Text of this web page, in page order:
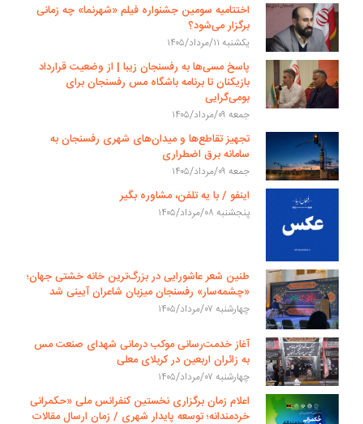
اختتامیه سومین جشنواره فیلم «شهرنما» چه زمانی
برگزار می‌شود؟
یکشنبه ۱۱/مرداد/۱۴۰۵
پاسخ مسی‌ها به رفسنجان زیبا | از وضعیت قرارداد
بازیکنان تا برنامه باشگاه مس رفسنجان برای
بومی‌گرایی
جمعه ۰۹/مرداد/۱۴۰۵
تجهیز تقاطع‌ها و میدان‌های شهری رفسنجان به
سامانه برق اضطراری
جمعه ۰۹/مرداد/۱۴۰۵
اینفو / با یه تلفن، مشاوره بگیر
پنجشنبه ۰۸/مرداد/۱۴۰۵
طنین شعر عاشورایی در بزرگ‌ترین خانه خشتی جهان؛
«چشمه‌سار» رفسنجان میزبان شاعران آیینی شد
چهارشنبه ۰۷/مرداد/۱۴۰۵
آغاز خدمت‌رسانی موکب درمانی شهدای صنعت مس
به زائران اربعین در کربلای معلی
چهارشنبه ۰۷/مرداد/۱۴۰۵
اعلام زمان برگزاری نخستین کنفرانس ملی «حکمرانی
خردمندانه؛ توسعه پایدار شهری / زمان ارسال مقالات